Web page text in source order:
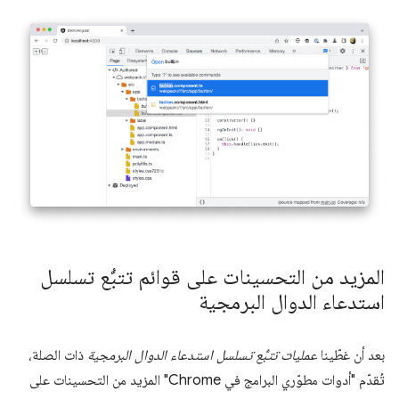
المزيد من التحسينات على قوائم تتبُّع تسلسل
استدعاء الدوال البرمجية
بعد أن غطّينا عمليات تتبُّع تسلسل استدعاء الدوال البرمجية ذات الصلة،
تُقدّم "أدوات مطوّري البرامج في Chrome" المزيد من التحسينات على